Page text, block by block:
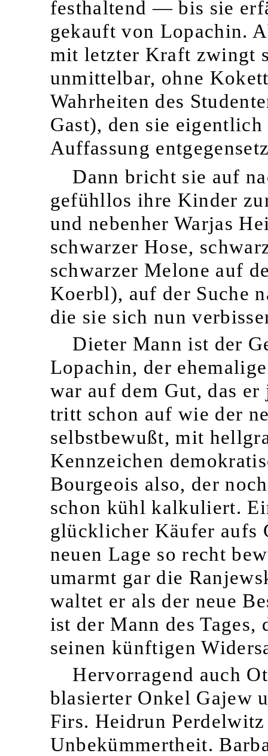
festhaltend — bis sie
gekauft von Lopachin.
mit letzter Kraft zwingt
unmittelbar, ohne
Wahrheiten des
Gast), den sie
Auffassung
Dann bricht sie auf
gefühllos ihre Kinder
und nebenher Warjas
schwarzer Hose,
schwarzer Melone auf
Koerbl), auf der Suche
die sie sich nun
Dieter Mann ist der
Lopachin, der
war auf dem Gut, das
tritt schon auf wie der
selbstbewußt, mit
Kennzeichen
Bourgeois also, der
schon kühl kalkuliert.
glücklicher Käufer aufs
neuen Lage so recht
umarmt gar die
waltet er als der neue
ist der Mann des
seinen künftigen
Hervorragend auch
blasierter Onkel Gajew
Firs. Heidrun
Unbekümmertheit.